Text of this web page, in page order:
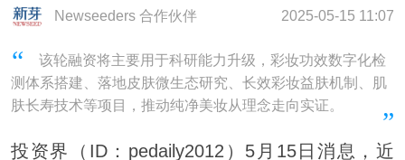
2025-05-15 11:07
Newseeders 合作伙伴
该轮融资将主要用于科研能力升级，彩妆功效数字化检
测体系搭建、落地皮肤微生态研究、长效彩妆益肤机制、肌
肤长寿技术等项目，推动纯净美妆从理念走向实证。
投资界（ID：pedaily2012）5月15日消息，近